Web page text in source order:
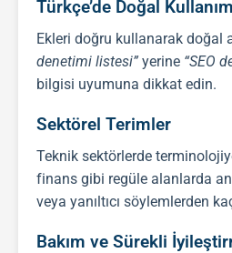
Türkçe’de Doğal Kullanım
Ekleri doğru kullanarak doğal
denetimi listesi” yerine “SEO
bilgisi uyumuna dikkat edin.
Sektörel Terimler
Teknik sektörlerde
finans gibi regüle alanlarda
veya yanıltıcı söylemlerden
Bakım ve Sürekli